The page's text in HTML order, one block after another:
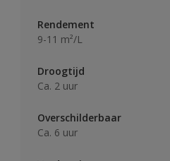
Rendement
9-11 m²/L
Droogtijd
Ca. 2 uur
Overschilderbaar
Ca. 6 uur